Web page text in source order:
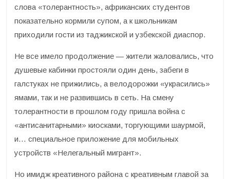
слова «толерантность», африканских студентов
показательно кормили супом, а к школьникам
приходили гости из таджикской и узбекской диаспор.
Не все имело продолжение — жители жаловались, что
душевые кабинки простояли один день, забеги в
галстуках не прижились, а велодорожки «украсились»
ямами, так и не развившись в сеть. На смену
толерантности в прошлом году пришла война с
«антисанитарными» киосками, торгующими шаурмой,
и… специальное приложение для мобильных
устройств «Нелегальный мигрант».
Но имидж креативного района с креативным главой за